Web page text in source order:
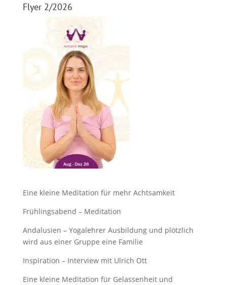
Flyer 2/2026
Eine kleine Meditation für mehr Achtsamkeit
Frühlingsabend – Meditation
Andalusien – Yogalehrer Ausbildung und plötzlich
wird aus einer Gruppe eine Familie
Inspiration – Interview mit Ulrich Ott
Eine kleine Meditation für Gelassenheit und